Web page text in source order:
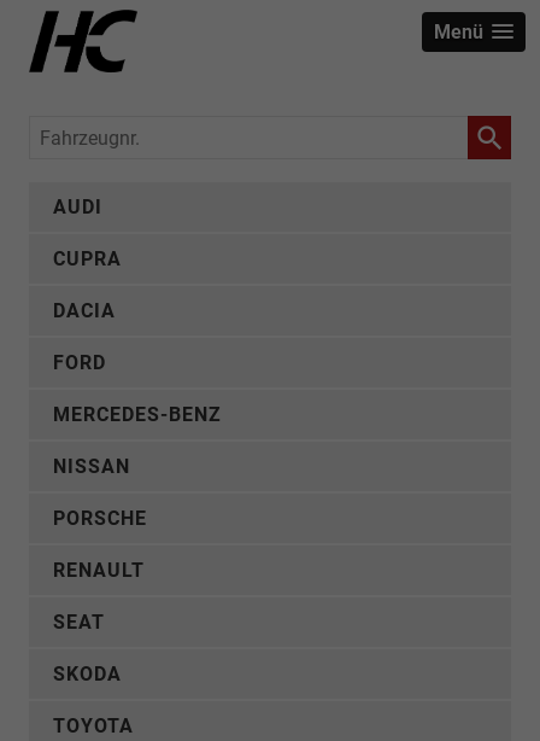
Menü
Fahrzeugnr.
AUDI
CUPRA
DACIA
FORD
MERCEDES-BENZ
NISSAN
PORSCHE
RENAULT
SEAT
SKODA
TOYOTA